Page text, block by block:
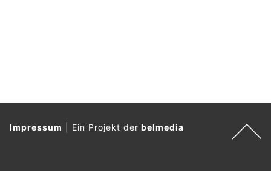
Impressum Ein Projekt derbelmedia